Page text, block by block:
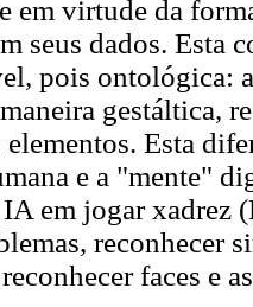
em virtude da
seus dados. Esta
pois ontológica:
gestáltica,
Esta
e a "mente"
IA em jogar xadrez
reconhecer
faces e